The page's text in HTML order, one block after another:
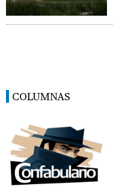
COLUMNAS